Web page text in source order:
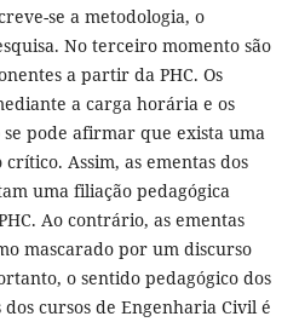
se a metodologia, o
No terceiro momento são
a partir da PHC. Os
a carga horária e os
pode afirmar que exista uma
Assim, as ementas dos
uma filiação pedagógica
Ao contrário, as ementas
mascarado por um discurso
o sentido pedagógico dos
cursos de Engenharia Civil é